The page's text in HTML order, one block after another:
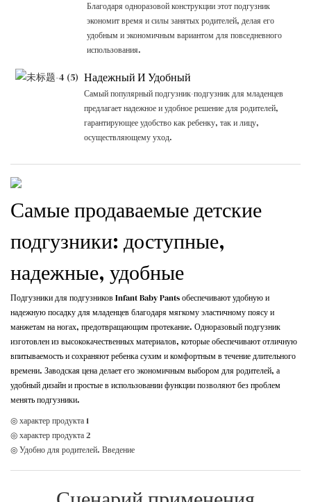
Благодаря одноразовой конструкции этот подгузник
экономит время и силы занятых родителей, делая его
удобным и экономичным вариантом для повседневного
использования.
Надежный И Удобный
Самый популярный подгузник-подгузник для младенцев
предлагает надежное и удобное решение для родителей,
гарантирующее удобство как ребенку, так и лицу,
осуществляющему уход.
Самые продаваемые детские
подгузники: доступные,
надежные, удобные
Подгузники для подгузников Infant Baby Pants обеспечивают удобную и
надежную посадку для младенцев благодаря мягкому эластичному поясу и
манжетам на ногах, предотвращающим протекание. Одноразовый подгузник
изготовлен из высококачественных материалов, которые обеспечивают отличную
впитываемость и сохраняют ребенка сухим и комфортным в течение длительного
времени. Заводская цена делает его экономичным выбором для родителей, а
удобный дизайн и простые в использовании функции позволяют без проблем
менять подгузники.
◎ характер продукта 1
◎ характер продукта 2
◎ Удобно для родителей. Введение